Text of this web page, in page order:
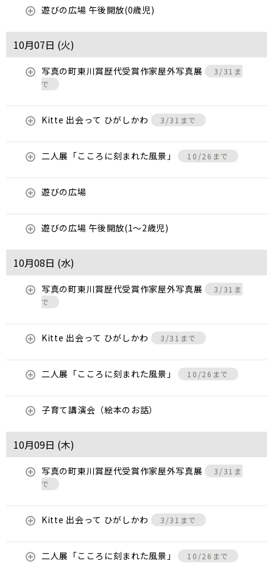
遊びの広場 午後開放(0歳児)
10月07日 (火)
写真の町東川賞歴代受賞作家屋外写真展
3/31ま
で
Kitte 出会って ひがしかわ 3/31まで
二人展「こころに刻まれた風景」 10/26まで
遊びの広場
遊びの広場 午後開放(1～2歳児)
10月08日 (水)
写真の町東川賞歴代受賞作家屋外写真展
3/31ま
で
Kitte 出会って ひがしかわ 3/31まで
二人展「こころに刻まれた風景」 10/26まで
子育て講演会（絵本のお話）
10月09日 (木)
写真の町東川賞歴代受賞作家屋外写真展
3/31ま
で
Kitte 出会って ひがしかわ 3/31まで
二人展「こころに刻まれた風景」 10/26まで